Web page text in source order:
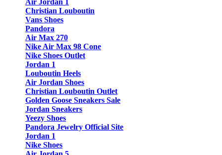
Air Jordan 1
Christian Louboutin
Vans Shoes
Pandora
Air Max 270
Nike Air Max 98 Cone
Nike Shoes Outlet
Jordan 1
Louboutin Heels
Air Jordan Shoes
Christian Louboutin Outlet
Golden Goose Sneakers Sale
Jordan Sneakers
Yeezy Shoes
Pandora Jewelry Official Site
Jordan 1
Nike Shoes